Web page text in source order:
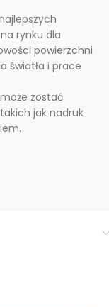
rynku dla
powierzchni
światła i prace
zostać
jak nadruk